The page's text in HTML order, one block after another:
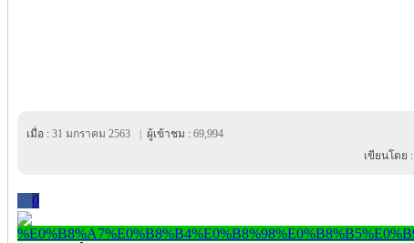
เมื่อ : 31 มกราคม 2563 ผู้เข้าชม : 69,994
เขียนโดย :
0